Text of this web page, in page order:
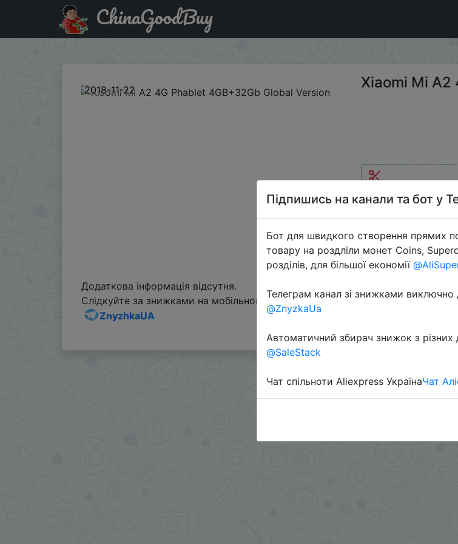
Купити по знижці `Mq14fE7p` Xiaomi Mi A2 4G Phablet 4GB+32Gb Global Version
ChinaGoodBuy
2018-11-22 Xiaomi Mi A2
Додаткова інформація відсутня.
Слідкуйте за знижками на мобільному, в телеграм каналі:
ZnyzhkaUA
Підпишись на канали та бот у
Бот для швидкого створення прямих
товару на роздліли монет Coins,
розділів, для більшої економії
Телеграм канал зі знижками виключно
@ZnyzkaUa
Автоматичний збирач знижок з
@SaleStack
Чат спільноти Aliexpress УкраїнаЧат